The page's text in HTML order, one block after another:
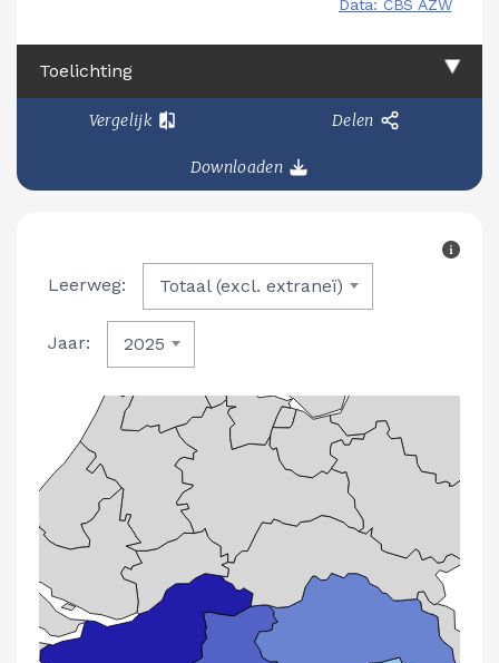
Toelichting
Vergelijk Delen
Downloaden